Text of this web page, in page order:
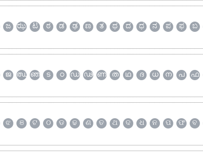
ಜ ಝ ಟ ಠ ಡ ಢ ಣ ತ ಥ ದ ಧ ನ ಪ ಫ ಬ
ജ ഝ ഞ ട ഠ ഡ ഢ ണ ത ഥ ദ ധ ന പ ഫ
ଝ ଞ ଟ ଠ ଡ ଢ ଣ ତ ଥ ଦ ଧ ନ ପ ଫ ବ